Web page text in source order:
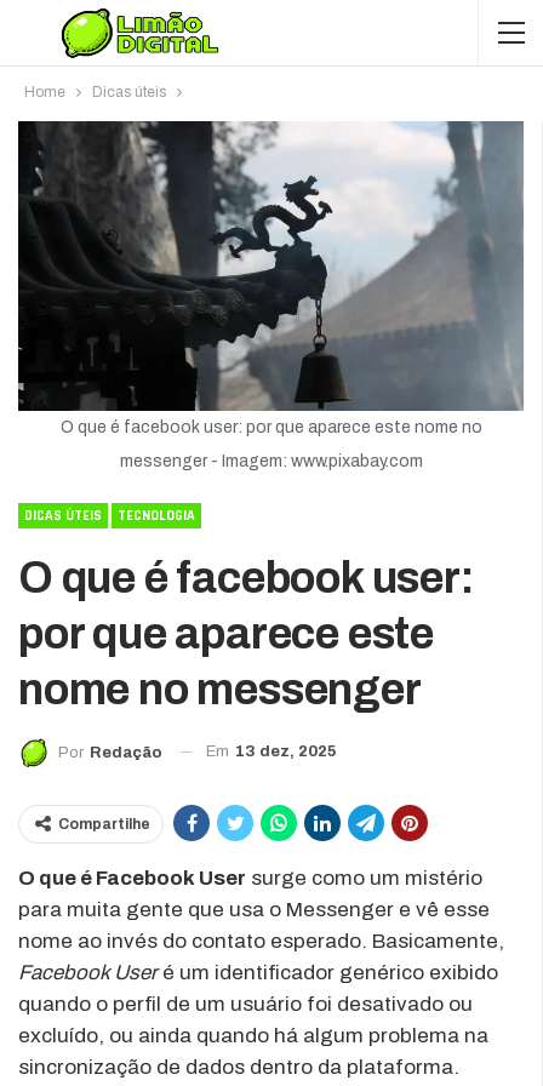
Home Dicas úteis
O que é facebook user: por que aparece este nome no
messenger - Imagem: www.pixabay.com
DICAS ÚTEIS TECNOLOGIA
O que é facebook user:
por que aparece este
nome no messenger
Por Redação Em 13 dez, 2025
Compartilhe
O que é Facebook User surge como um mistério
para muita gente que usa o Messenger e vê esse
nome ao invés do contato esperado. Basicamente,
Facebook Useré um identificador genérico exibido
quando o perfil de um usuário foi desativado ou
excluído, ou ainda quando há algum problema na
sincronização de dados dentro da plataforma.